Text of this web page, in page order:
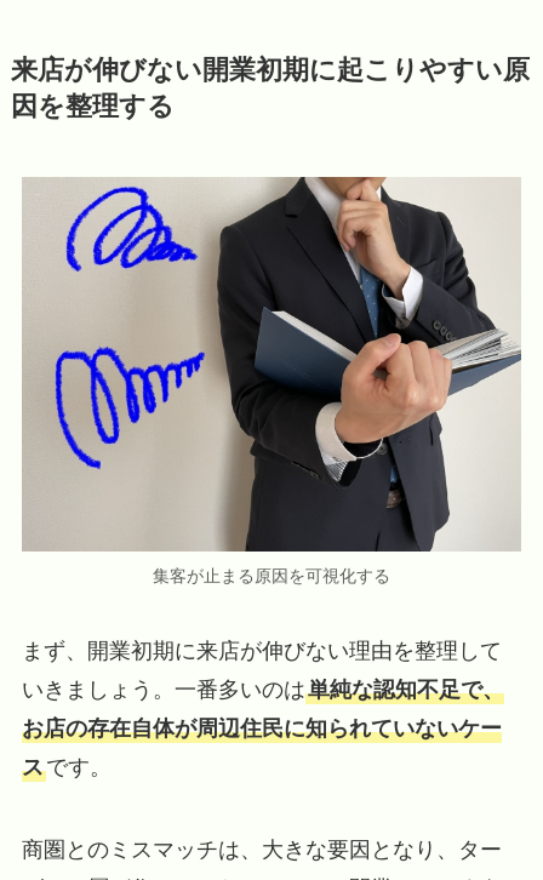
来店が伸びない開業初期に起こりやすい原
因を整理する
集客が止まる原因を可視化する
まず、開業初期に来店が伸びない理由を整理して
いきましょう。一番多いのは単純な認知不足で、
お店の存在自体が周辺住民に知られていないケー
スです。
商圏とのミスマッチは、大きな要因となり、ター